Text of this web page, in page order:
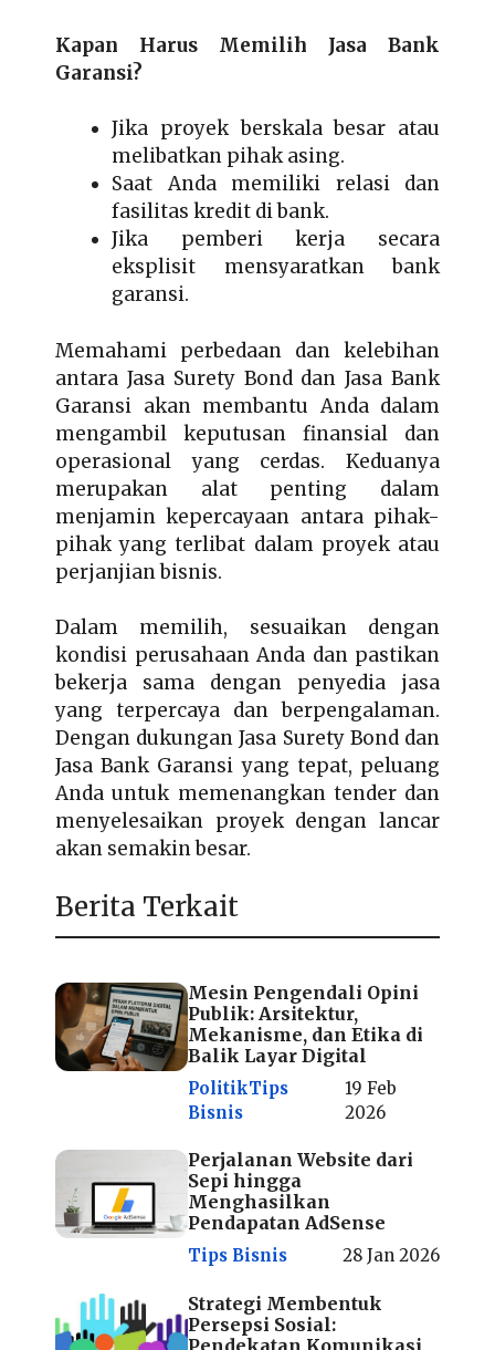
Kapan Harus Memilih Jasa Bank
Garansi?
Jika proyek berskala besar atau
melibatkan pihak asing.
Saat Anda memiliki relasi dan
fasilitas kredit di bank.
Jika pemberi kerja secara
eksplisit mensyaratkan bank
garansi.
Memahami perbedaan dan kelebihan
antara Jasa Surety Bond dan Jasa Bank
Garansi akan membantu Anda dalam
mengambil keputusan finansial dan
operasional yang cerdas. Keduanya
merupakan alat penting dalam
menjamin kepercayaan antara pihak-
pihak yang terlibat dalam proyek atau
perjanjian bisnis.
Dalam memilih, sesuaikan dengan
kondisi perusahaan Anda dan pastikan
bekerja sama dengan penyedia jasa
yang terpercaya dan berpengalaman.
Dengan dukungan Jasa Surety Bond dan
Jasa Bank Garansi yang tepat, peluang
Anda untuk memenangkan tender dan
menyelesaikan proyek dengan lancar
akan semakin besar.
Berita Terkait
Mesin Pengendali Opini
Publik: Arsitektur,
Mekanisme, dan Etika di
Balik Layar Digital
PolitikTips
Bisnis
19 Feb
2026
Perjalanan Website dari
Sepi hingga
Menghasilkan
Pendapatan AdSense
Tips Bisnis 28 Jan 2026
Strategi Membentuk
Persepsi Sosial:
Pendekatan Komunikasi